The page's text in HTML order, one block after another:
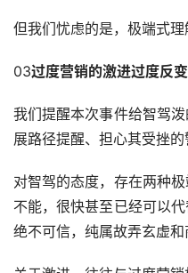
但我们忧虑的是，极端式理
03过度营销的激进过度反
我们提醒本次事件给智驾
展路径提醒、担心其受挫的
对智驾的态度，存在两种
不能，很快甚至已经可以
绝不可信，纯属故弄玄虚和